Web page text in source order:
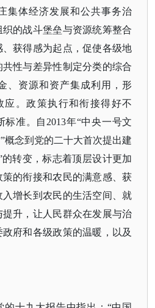
集体经济发展和公共事务治
的战斗堡垒与资源统筹整合
获得感为起点，促使各级地
性与差异性制定分类的综合
、资源和资产集成利用，形
应。政策执行和衔接得好不
准。自2013年“中央一号文
概念到党的二十大首次提出建
转变，标志着顶层设计更加
的衔接和农民的满意感、获
增长到农民的生活空间、就
升，让人民群众在发展与治
府和各级政策的温暖，以及